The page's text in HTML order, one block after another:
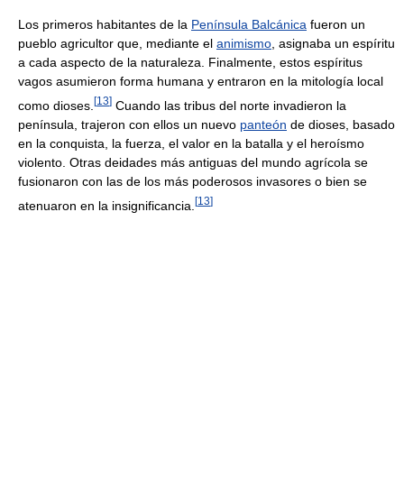
Los primeros habitantes de la Península Balcánica fueron un
pueblo agricultor que, mediante el animismo , asignaba un espíritu
a cada aspecto de la naturaleza. Finalmente, estos espíritus
vagos asumieron forma humana y entraron en la mitología local
como dioses. [13] Cuando las tribus del norte invadieron la
península, trajeron con ellos un nuevo panteón de dioses, basado
en la conquista, la fuerza, el valor en la batalla y el heroísmo
violento. Otras deidades más antiguas del mundo agrícola se
fusionaron con las de los más poderosos invasores o bien se
atenuaron en la insignificancia. [13]